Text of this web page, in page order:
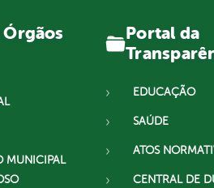
MUNICIPAL
Portal da
EDUCAÇÃO
SAÚDE
ATOS
CENTRAL DE